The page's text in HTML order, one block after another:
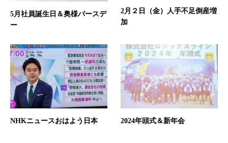
5月社員誕生日＆奥様バースデ
ー
2月２日（金）人手不足倒産増
加
NHKニュースおはよう日本 2024年頭式＆新年会